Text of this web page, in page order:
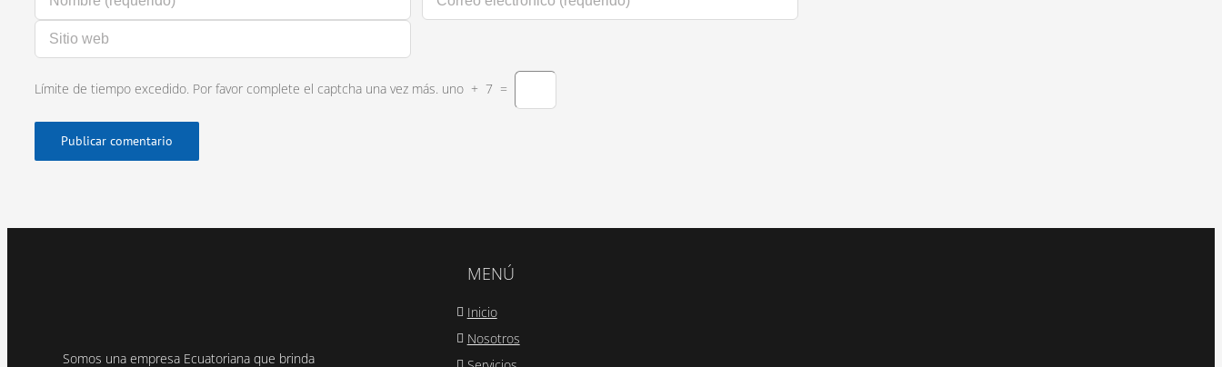
Límite de tiempo excedido. Por favor complete el captcha una vez más. uno + 7 =
Somos una empresa Ecuatoriana que brinda
MENÚ
Inicio
Nosotros